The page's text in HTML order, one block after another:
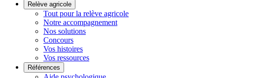
Relève agricole
Tout pour la relève agricole
Notre accompagnement
Nos solutions
Concours
Vos histoires
Vos ressources
Références